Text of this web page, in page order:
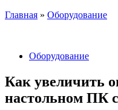
Главная » Оборудование
Оборудование
Как увеличить
настольном ПК